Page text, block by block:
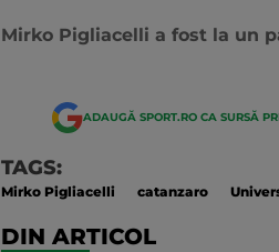
Mirko Pigliacelli a fost la un
ADAUGĂ SPORT.RO CA SURSĂ
TAGS:
Mirko Pigliacelli catanzaro
DIN ARTICOL